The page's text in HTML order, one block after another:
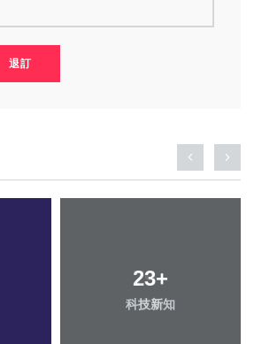
退訂
23+
科技新知